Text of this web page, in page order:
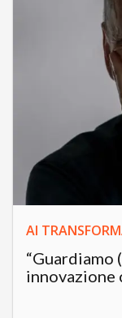
AI
“Guardiamo
innovazione